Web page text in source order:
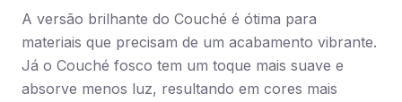
A versão brilhante do Couché é ótima para
materiais que precisam de um acabamento vibrante.
Já o Couché fosco tem um toque mais suave e
absorve menos luz, resultando em cores mais